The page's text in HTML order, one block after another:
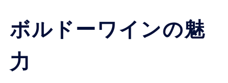
ボルドーワインの魅
力